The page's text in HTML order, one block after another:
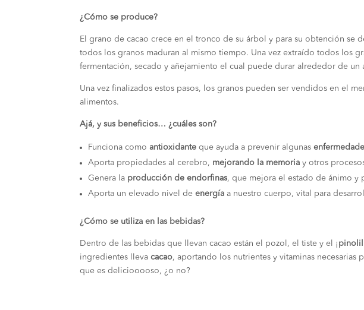
¿Cómo se produce?
El grano de cacao crece en el tronco de su árbol y para su obtención se
todos los granos maduran al mismo tiempo. Una vez extraído todos los
fermentación, secado y añejamiento el cual puede durar alrededor de un
Una vez finalizados estos pasos, los granos pueden ser vendidos en el
alimentos.
Ajá, y sus beneficios… ¿cuáles son?
Funciona como antioxidanteque ayuda a prevenir algunas
Aporta propiedades al cerebro, mejorando la memoriay otros
Genera la producción de endorfinas, que mejora el estado de ánimo y
Aporta un elevado nivel deenergía a nuestro cuerpo, vital para
¿Cómo se utiliza en las bebidas?
Dentro de las bebidas que llevan cacao están el pozol, el tiste y el ¡
ingredientes lleva cacao, aportando los nutrientes y vitaminas necesarias
que es deliciooooso, ¿o no?